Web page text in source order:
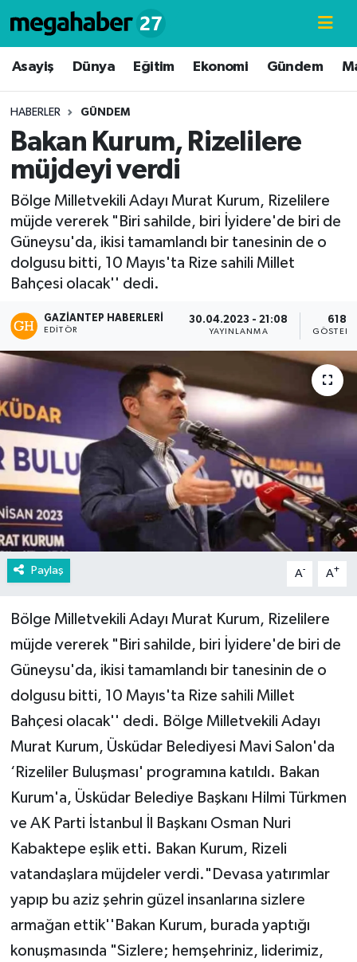
Asayiş Dünya Eğitim Ekonomi Gündem
HABERLER GÜNDEM
Bakan Kurum, Rizelilere
müjdeyi verdi
Bölge Milletvekili Adayı Murat Kurum, Rizelilere
müjde vererek "Biri sahilde, biri İyidere'de biri de
Güneysu'da, ikisi tamamlandı bir tanesinin de o
dolgusu bitti, 10 Mayıs'ta Rize sahili Millet
Bahçesi olacak'' dedi.
GAZIANTEP HABERLERI
EDITÖR
30.04.2023 - 21:08
YAYINLANMA
618
Paylaş A- A+
Bölge Milletvekili Adayı Murat Kurum, Rizelilere
müjde vererek "Biri sahilde, biri İyidere'de biri de
Güneysu'da, ikisi tamamlandı bir tanesinin de o
dolgusu bitti, 10 Mayıs'ta Rize sahili Millet
Bahçesi olacak'' dedi. Bölge Milletvekili Adayı
Murat Kurum, Üsküdar Belediyesi Mavi Salon'da
‘Rizeliler Buluşması' programına katıldı. Bakan
Kurum'a, Üsküdar Belediye Başkanı Hilmi Türkmen
ve AK Parti İstanbul İl Başkanı Osman Nuri
Kabaktepe eşlik etti. Bakan Kurum, Rizeli
vatandaşlara müjdeler verdi."Devasa yatırımlar
yapıp bu aziz şehrin güzel insanlarına sizlere
armağan ettik''Bakan Kurum, burada yaptığı
konuşmasında "Sizlere; hemşehriniz, liderimiz,
Hava Durumu
Süper Lig Puan Durumu ve Fikstür
Tüm Manşetler
Son Dakika Haberleri
Haber Arşivi